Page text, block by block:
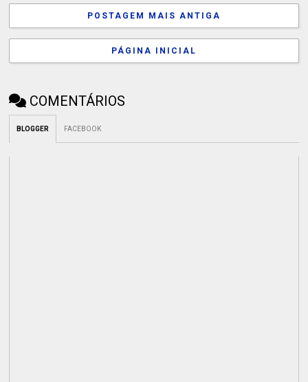
POSTAGEM MAIS ANTIGA
PÁGINA INICIAL
COMENTÁRIOS
BLOGGER FACEBOOK